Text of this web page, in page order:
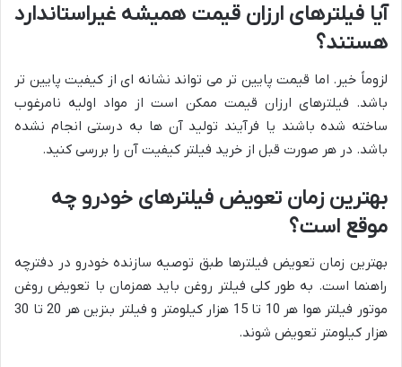
آیا فیلترهای ارزان قیمت همیشه غیراستاندارد
هستند؟
لزوماً خیر. اما قیمت پایین تر می تواند نشانه ای از کیفیت پایین تر
باشد. فیلترهای ارزان قیمت ممکن است از مواد اولیه نامرغوب
ساخته شده باشند یا فرآیند تولید آن ها به درستی انجام نشده
باشد. در هر صورت قبل از خرید فیلتر کیفیت آن را بررسی کنید.
بهترین زمان تعویض فیلترهای خودرو چه
موقع است؟
بهترین زمان تعویض فیلترها طبق توصیه سازنده خودرو در دفترچه
راهنما است. به طور کلی فیلتر روغن باید همزمان با تعویض روغن
موتور فیلتر هوا هر 10 تا 15 هزار کیلومتر و فیلتر بنزین هر 20 تا 30
هزار کیلومتر تعویض شوند.